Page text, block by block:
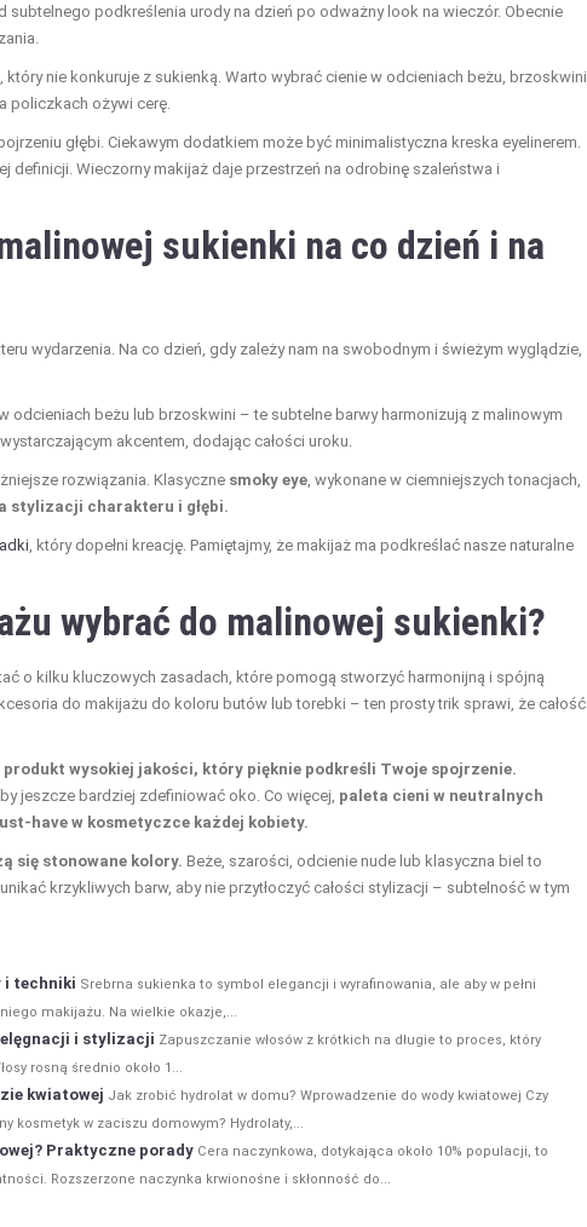
podkreślenia urody na dzień po odważny look na wieczór. Obecnie
nie konkuruje z sukienką. Warto wybrać cienie w odcieniach beżu, brzoskwini
policzkach ożywi cerę.
głębi. Ciekawym dodatkiem może być minimalistyczna kreska eyelinerem.
definicji. Wieczorny makijaż daje przestrzeń na odrobinę szaleństwa i
sukienki na co dzień i na
wydarzenia. Na co dzień, gdy zależy nam na swobodnym i świeżym wyglądzie,
odcieniach beżu lub brzoskwini – te subtelne barwy harmonizują z malinowym
akcentem, dodając całości uroku.
rozwiązania. Klasyczne smoky eye , wykonane w ciemniejszych tonacjach,
stylizacji charakteru i głębi.
, który dopełni kreację. Pamiętajmy, że makijaż ma podkreślać nasze naturalne
wybrać do malinowej sukienki?
o kilku kluczowych zasadach, które pomogą stworzyć harmonijną i spójną
do makijażu do koloru butów lub torebki – ten prosty trik sprawi, że całość
produkt wysokiej jakości, który pięknie podkreśli Twoje spojrzenie.
jeszcze bardziej zdefiniować oko. Co więcej, paleta cieni w neutralnych
have w kosmetyczce każdej kobiety.
się stonowane kolory. Beże, szarości, odcienie nude lub klasyczna biel to
krzykliwych barw, aby nie przytłoczyć całości stylizacji – subtelność w tym
i techniki Srebrna sukienka to symbol elegancji i wyrafinowania, ale aby w pełni
makijażu. Na wielkie okazje,...
i stylizacji Zapuszczanie włosów z krótkich na długie to proces, który
rosną średnio około 1...
kwiatowej Jak zrobić hydrolat w domu? Wprowadzenie do wody kwiatowej Czy
kosmetyk w zaciszu domowym? Hydrolaty,...
Praktyczne porady Cera naczynkowa, dotykająca około 10% populacji, to
Rozszerzone naczynka krwionośne i skłonność do...